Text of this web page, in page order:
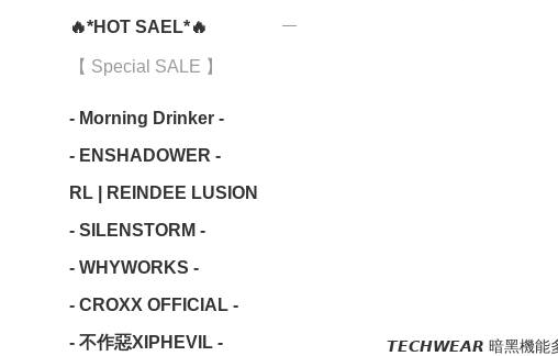
🔥*HOT SAEL*🔥
【 Special SALE 】
- Morning Drinker -
- ENSHADOWER -
RL | REINDEE LUSION
- SILENSTORM -
- WHYWORKS -
- CROXX OFFICIAL -
- 不作惡XIPHEVIL -
𝙏𝙀𝘾𝙃𝙒𝙀𝘼𝙍 暗黑機能